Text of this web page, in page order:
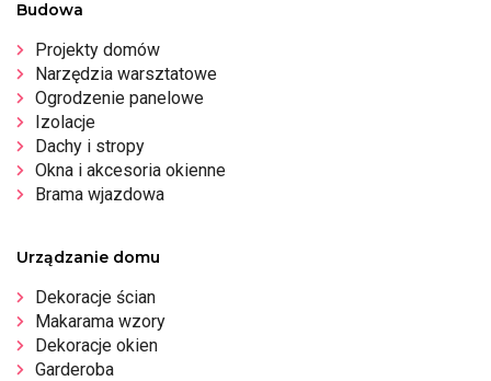
Budowa
Projekty domów
Narzędzia warsztatowe
Ogrodzenie panelowe
Izolacje
Dachy i stropy
Okna i akcesoria okienne
Brama wjazdowa
Urządzanie domu
Dekoracje ścian
Makarama wzory
Dekoracje okien
Garderoba